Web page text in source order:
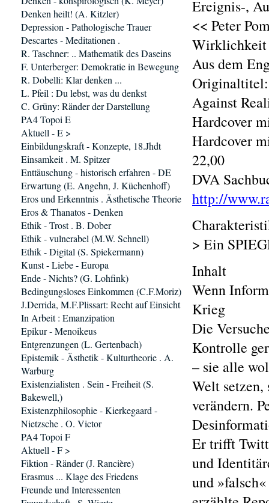
Ereignis-,
<< Peter
Wirklichkeit
Aus dem
Originaltitel:
Against
Hardcover
Hardcover
22,00
DVA
http://
> Ein
Inhalt
Wenn
Krieg
Die
Kontrolle
– sie alle
Welt
verändern.
Er trifft
und
und
Denken heilt! (A. Kitzler)
Depression - Pathologische Trauer
Descartes - Meditationen .
R. Taschner: .. Mathematik des Daseins
F. Unterberger: Demokratie in Bewegung
R. Dobelli: Klar denken ...
L. Pfeil : Du lebst, was du denkst
C. Grüny: Ränder der Darstellung
PA4 Topoi E
Aktuell - E >
Einbildungskraft - Konzepte, 18.Jhdt
Einsamkeit . M. Spitzer
Enttäuschung - historisch erfahren - DE
Erwartung (E. Angehn, J. Küchenhoff)
Eros und Erkenntnis . Ästhetische Theorie
Eros & Thanatos - Denken
Ethik - Trost . B. Dober
Ethik - vulnerabel (M.W. Schnell)
Ethik - Digital (S. Spiekermann)
Kunst - Liebe - Europa
Ende - Nichts? (G. Lohfink)
Bedingungsloses Einkommen (C.F.Moriz)
J.Derrida, M.F.Plissart: Recht auf Einsicht
In Arbeit : Emanzipation
Epikur - Menoikeus
Entgrenzungen (L. Gertenbach)
Epistemik - Ästhetik - Kulturtheorie . A.
Warburg
Existenzialisten . Sein - Freiheit (S.
Bakewell,)
Existenzphilosophie - Kierkegaard -
Nietzsche . O. Victor
PA4 Topoi F
Aktuell - F >
Fiktion - Ränder (J. Rancière)
Erasmus ... Klage des Friedens
Freunde und Interessenten